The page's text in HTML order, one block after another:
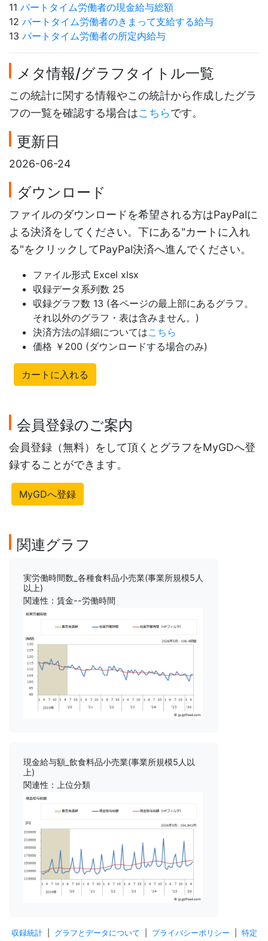
11 パートタイム労働者の現金給与総額
12 パートタイム労働者のきまって支給する給与
13 パートタイム労働者の所定内給与
メタ情報/グラフタイトル一覧
この統計に関する情報やこの統計から作成したグラ
フの一覧を確認する場合はこちらです。
更新日
2026-06-24
ダウンロード
ファイルのダウンロードを希望される方はPayPalに
よる決済をしてください。下にある"カートに入れ
る"をクリックしてPayPal決済へ進んでください。
ファイル形式 Excel xlsx
収録データ系列数 25
収録グラフ数 13 (各ページの最上部にあるグラフ。
それ以外のグラフ・表は含みません。)
決済方法の詳細についてはこちら
価格 ￥200 (ダウンロードする場合のみ)
カートに入れる
会員登録のご案内
会員登録（無料）をして頂くとグラフをMyGDへ登
録することができます。
MyGDへ登録
関連グラフ
実労働時間数_各種食料品小売業(事業所規模5人
以上)
関連性：賃金--労働時間
現金給与額_飲食料品小売業(事業所規模5人以
上)
関連性：上位分類
収録統計| グラフとデータについて プライバシーポリシー 特定